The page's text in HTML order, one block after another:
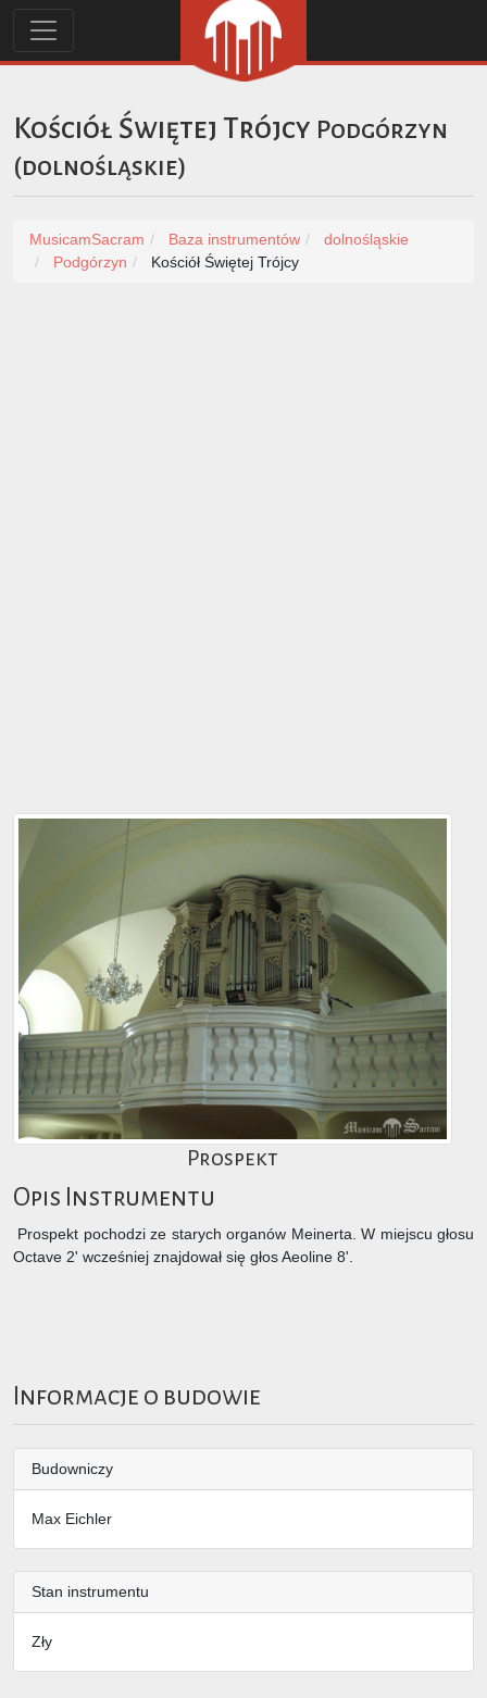
Kościół Świętej Trójcy Podgórzyn
(dolnośląskie)
MusicamSacram Baza instrumentów
dolnośląskie
Podgórzyn
Kościół Świętej Trójcy
Prospekt
Opis Instrumentu
Prospekt pochodzi ze starych organów Meinerta. W miejscu głosu
Octave 2' wcześniej znajdował się głos Aeoline 8'.
Informacje o budowie
Budowniczy
Max Eichler
Stan instrumentu
Zły